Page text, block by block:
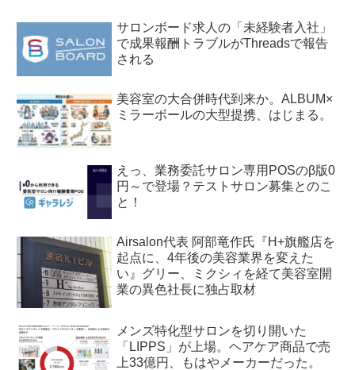
サロンボード求人の「未経験者入社」
で成果報酬トラブルがThreadsで報告
される
美容室の大合併時代到来か。ALBUM×
ミラーボールの大型提携、はじまる。
えっ、業務委託サロン専用POSのβ版0
円～で登場？テストサロン募集とのこ
と！
Airsalon代表 阿部竜作氏『H+旗艦店を
起点に、4年後の美容業界を変えた
い』グリー、ミクシィを経て美容室開
業の異色社長に独占取材
メンズ特化型サロンを切り開いた
「LIPPS」が上場。ヘアケア商品で売
上33億円、もはやメーカーだった。